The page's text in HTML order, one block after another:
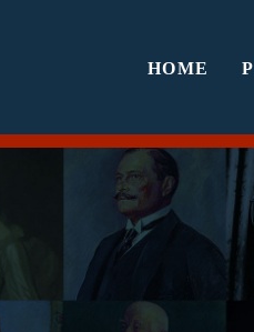
HOME